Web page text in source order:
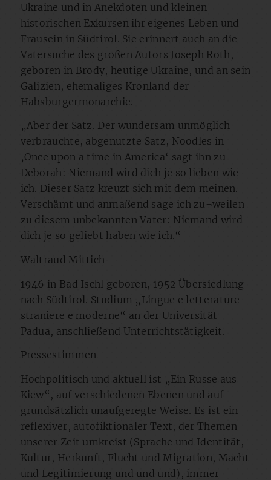
Ukraine und in Anekdoten und kleinen
historischen Exkursen ihr eigenes Leben und
Frausein in Südtirol. Sie erinnert auch an die
Vatersuche des großen Autors Joseph Roth,
geboren in Brody, heutige Ukraine, und an sein
Galizien, ehemaliges Kronland der
Habsburgermonarchie.
„Aber der Satz. Der wundersam unmöglich
verbrauchte, abgenutzte Satz, Noodles in
‚Once upon a time in America‘ sagt ihn zu
Deborah: Niemand wird dich je so lieben wie
ich. Dieser Satz kreuzt sich mit dem meinen.
Verschämt und anmaßend sage ich zu¬weilen
zu diesem unbekannten Vater: Niemand wird
dich je so geliebt haben wie ich.“
Waltraud Mittich
1946 in Bad Ischl geboren, 1952 Übersiedlung
nach Südtirol. Studium „Lingue e letterature
straniere e moderne“ an der Universität
Padua, anschließend Unterrichtstätigkeit.
Pressestimmen
Hochpolitisch und aktuell ist „Ein Russe aus
Kiew“, auf verschiedenen Ebenen und auf
grundsätzlich unaufgeregte Weise. Es ist ein
reflexiver, autofiktionaler Text, der Themen
unserer Zeit umkreist (Sprache und Identität,
Kultur, Herkunft, Flucht und Migration, Macht
und Legitimierung und und und), immer